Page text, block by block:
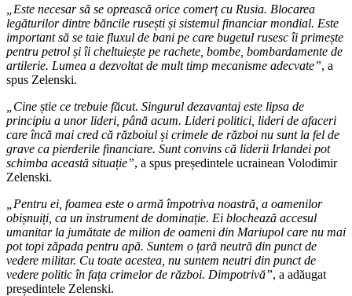
„Este necesar să se oprească orice comerț cu Rusia. Blocarea
legăturilor dintre băncile rusești și sistemul financiar mondial. Este
important să se taie fluxul de bani pe care bugetul rusesc îi primește
pentru petrol și îi cheltuiește pe rachete, bombe, bombardamente de
artilerie. Lumea a dezvoltat de mult timp mecanisme adecvate”, a
spus Zelenski.
„Cine știe ce trebuie făcut. Singurul dezavantaj este lipsa de
principiu a unor lideri, până acum. Lideri politici, lideri de afaceri
care încă mai cred că războiul și crimele de război nu sunt la fel de
grave ca pierderile financiare. Sunt convins că liderii Irlandei pot
schimba această situație”, a spus președintele ucrainean Volodimir
Zelenski.
„Pentru ei, foamea este o armă împotriva noastră, a oamenilor
obișnuiți, ca un instrument de dominație. Ei blochează accesul
umanitar la jumătate de milion de oameni din Mariupol care nu mai
pot topi zăpada pentru apă. Suntem o țară neutră din punct de
vedere militar. Cu toate acestea, nu suntem neutri din punct de
vedere politic în fața crimelor de război. Dimpotrivă”, a adăugat
președintele Zelenski.